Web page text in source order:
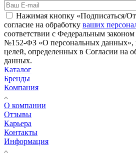
Нажимая кнопку «Подписаться/
согласие на обработку ваших
соответствии с Федеральным законом
№152-ФЗ «О персональных данных»,
целей, определенных в Согласии на
данных.
Каталог
Бренды
Компания
О компании
Отзывы
Карьера
Контакты
Информация